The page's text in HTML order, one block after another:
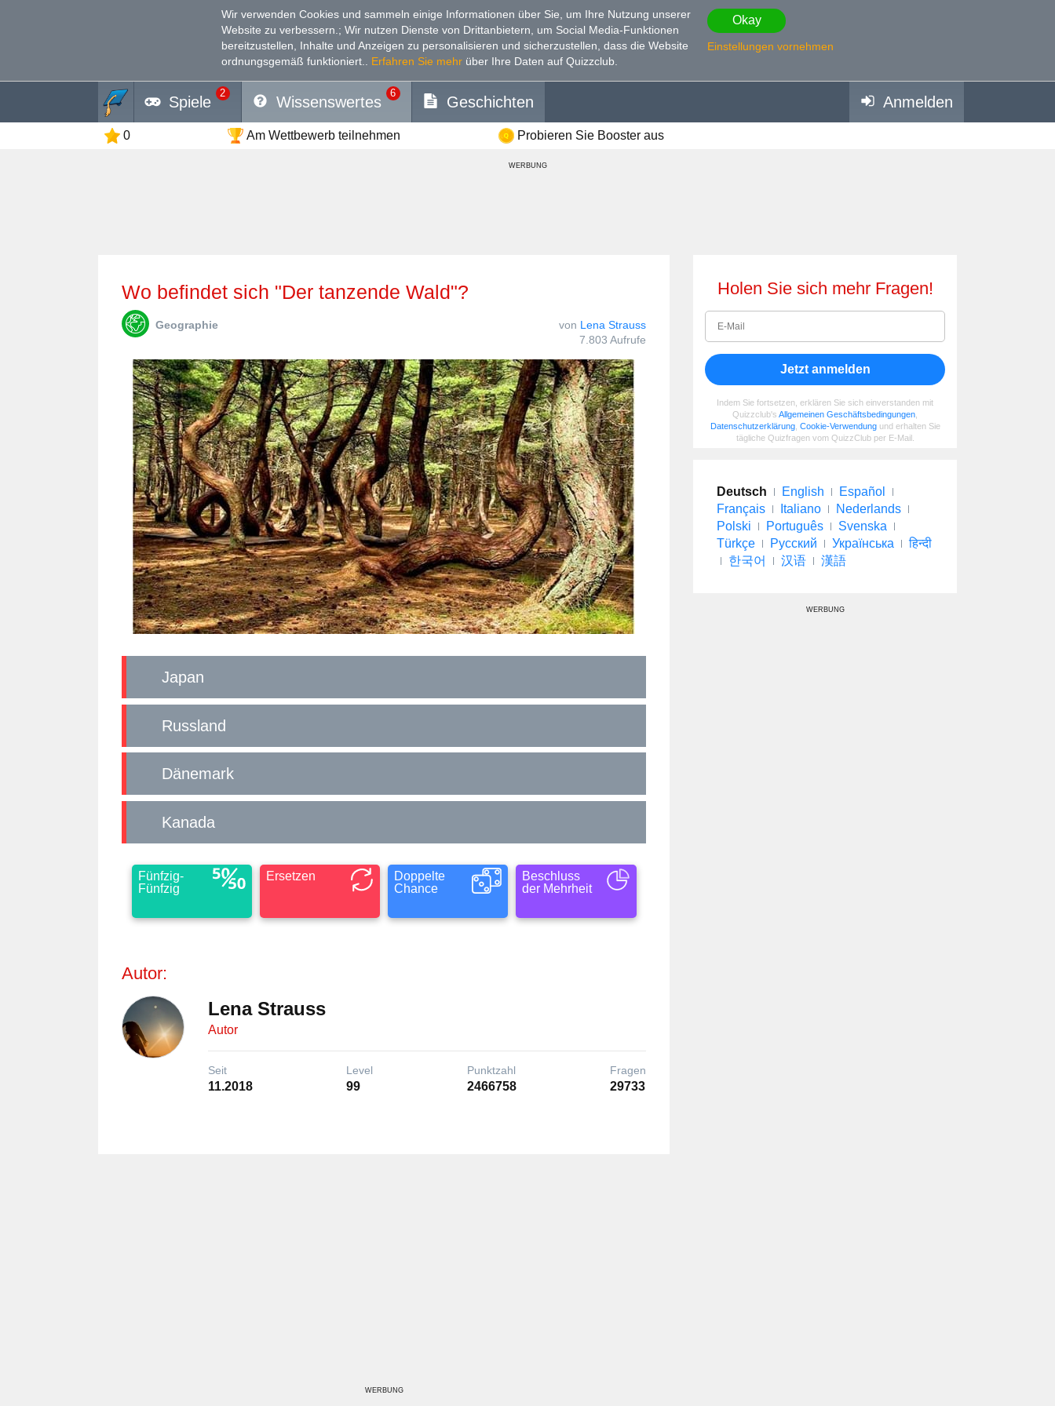
Wir verwenden Cookies und sammeln einige Informationen über Sie, um Ihre Nutzung unserer
Website zu verbessern. ; Wir nutzen Dienste von Drittanbietern, um Social Media-Funktionen
bereitzustellen, Inhalte und Anzeigen zu personalisieren und sicherzustellen, dass die Website
ordnungsgemäß funktioniert.
Erfahren Sie mehr über Ihre Daten auf Quizzclub.
Okay
Einstellungen vornehmen
Spiele
2
Wissenswertes
6
Geschichten Anmelden
0 Am Wettbewerb teilnehmen Probieren Sie Booster aus
WERBUNG
Wo befindet sich "Der tanzende Wald"?
Geographie von Lena Strauss
7.803 Aufrufe
Japan
Russland
Dänemark
Kanada
Fünfzig-
Fünfzig
Ersetzen
Doppelte
Chance
Beschluss
der Mehrheit
Autor:
Lena Strauss
Autor
Seit
11.2018
Level
99
Punktzahl
2466758
Fragen
29733
WERBUNG
Holen Sie sich mehr Fragen!
Jetzt anmelden
Indem Sie fortsetzen, erklären Sie sich einverstanden mit
Quizzclub's Allgemeinen Geschäftsbedingungen
Datenschutzerklärung, Cookie-Verwendungund erhalten Sie
tägliche Quizfragen vom QuizzClub per E-Mail.
Deutsch English
Español
Français
Italiano
Nederlands
Polski
Português
Svenska
Türkçe
Русский Українська
हिन्दी
한국어
汉语 漢語
WERBUNG